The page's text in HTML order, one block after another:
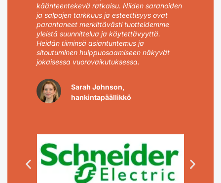
käänteentekevä ratkaisu. Niiden saranoiden
ja salpojen tarkkuus ja esteettisyys ovat
parantaneet merkittävästi tuotteidemme
yleistä suunnittelua ja käytettävyyttä.
Heidän tiiminsä asiantuntemus ja
sitoutuminen huippuosaamiseen näkyvät
jokaisessa vuorovaikutuksessa.
Sarah Johnson,
hankintapäällikkö